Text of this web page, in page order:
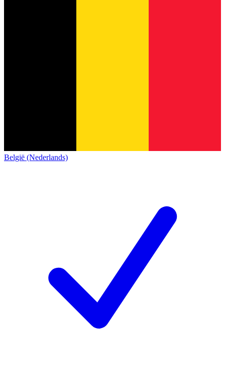
België (Nederlands)